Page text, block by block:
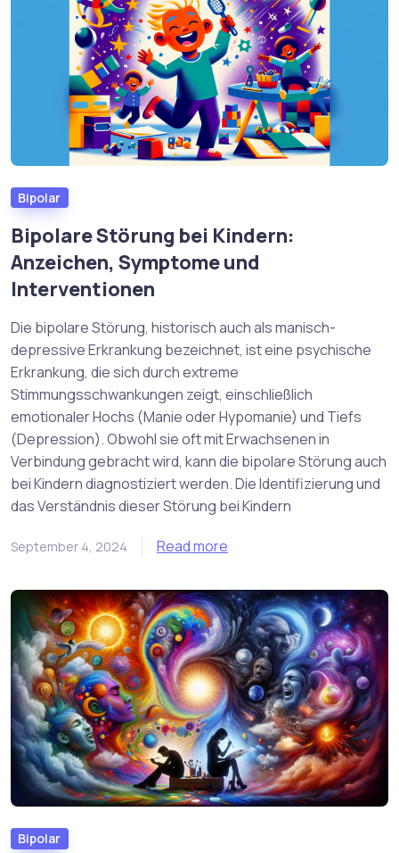
Bipolar
Bipolare Störung bei Kindern:
Anzeichen, Symptome und
Interventionen
Die bipolare Störung, historisch auch als manisch-
depressive Erkrankung bezeichnet, ist eine psychische
Erkrankung, die sich durch extreme
Stimmungsschwankungen zeigt, einschließlich
emotionaler Hochs (Manie oder Hypomanie) und Tiefs
(Depression). Obwohl sie oft mit Erwachsenen in
Verbindung gebracht wird, kann die bipolare Störung auch
bei Kindern diagnostiziert werden. Die Identifizierung und
das Verständnis dieser Störung bei Kindern
September 4, 2024 Read more
Bipolar